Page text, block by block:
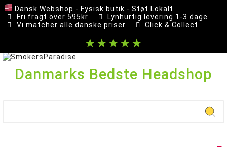
Dansk Webshop - Fysisk butik - Støt Lokalt
Fri fragt over 595kr
Lynhurtig levering 1-3 dage
Vi matcher alle danske priser
Click & Collect
★★★★★
Danmarks Bedste Headshop